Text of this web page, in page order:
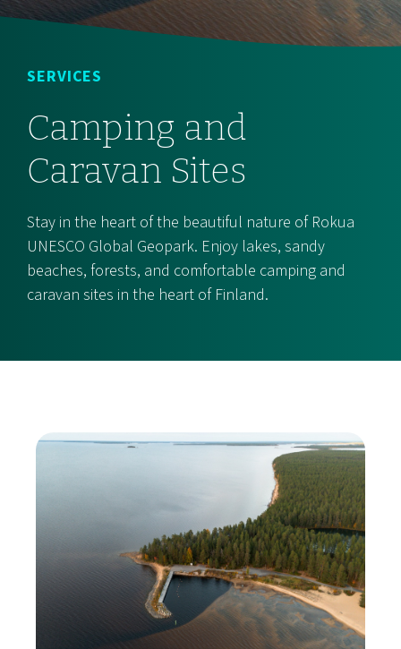
SERVICES
Camping and
Caravan Sites
Stay in the heart of the beautiful nature of Rokua
UNESCO Global Geopark. Enjoy lakes, sandy
beaches, forests, and comfortable camping and
caravan sites in the heart of Finland.